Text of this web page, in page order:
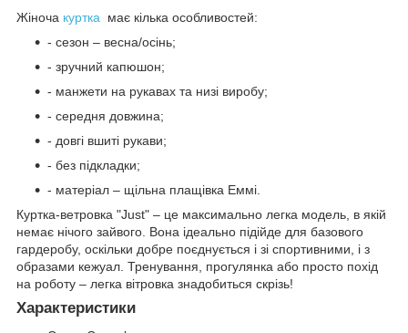
Жіноча куртка має кілька особливостей:
- сезон – весна/осінь;
- зручний капюшон;
- манжети на рукавах та низі виробу;
- середня довжина;
- довгі вшиті рукави;
- без підкладки;
- матеріал – щільна плащівка Еммі.
Куртка-ветровка "Just" – це максимально легка модель, в якій
немає нічого зайвого. Вона ідеально підійде для базового
гардеробу, оскільки добре поєднується і зі спортивними, і з
образами кежуал. Тренування, прогулянка або просто похід
на роботу – легка вітровка знадобиться скрізь!
Характеристики